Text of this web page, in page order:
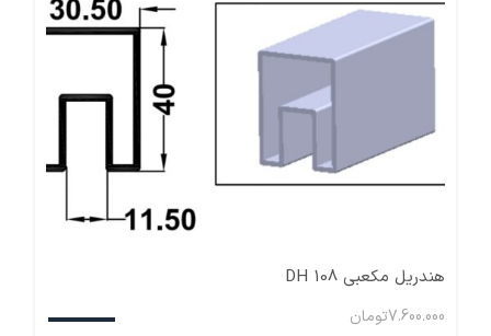
هندریل مکعبی DH 108
7.600.000تومان